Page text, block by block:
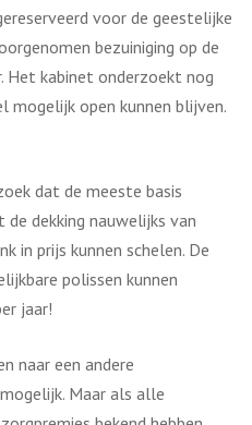
voor de geestelijke
bezuiniging op de
Het kabinet onderzoekt nog
mogelijk open kunnen blijven.
dat de meeste basis
dekking nauwelijks van
in prijs kunnen schelen. De
polissen kunnen
jaar!
naar een andere
Maar als alle